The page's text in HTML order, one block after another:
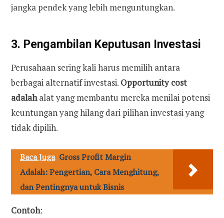
jangka pendek yang lebih menguntungkan.
3. Pengambilan Keputusan Investasi
Perusahaan sering kali harus memilih antara
berbagai alternatif investasi. Opportunity cost
adalahalat yang membantu mereka menilai potensi
keuntungan yang hilang dari pilihan investasi yang
tidak dipilih.
Baca Juga Gross Profit Margin
Adalah: Pengertian, Cara Menghitung,
dan Pentingnya untuk Bisnis
Contoh: